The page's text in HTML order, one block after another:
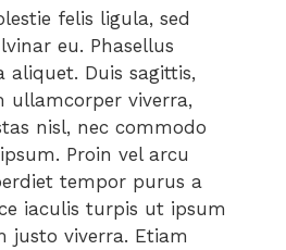
felis ligula, sed
eu. Phasellus
aliquet. Duis sagittis,
ullamcorper viverra,
nisl, nec commodo
Proin vel arcu
tempor purus a
iaculis turpis ut ipsum
justo viverra. Etiam